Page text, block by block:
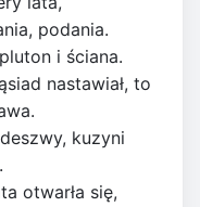
podania.
i ściana.
nastawiał, to
kuzyni
otwarła się,